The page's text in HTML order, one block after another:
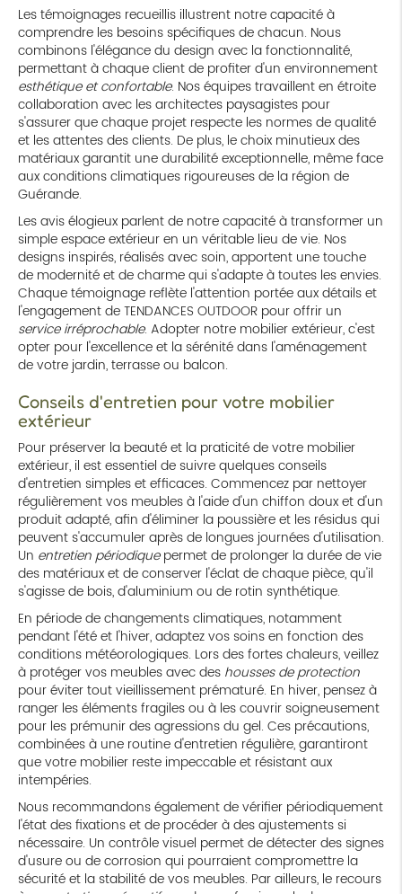
Les témoignages recueillis illustrent notre capacité à
comprendre les besoins spécifiques de chacun. Nous
combinons l'élégance du design avec la fonctionnalité,
permettant à chaque client de profiter d'un environnement
esthétique et confortable. Nos équipes travaillent en étroite
collaboration avec les architectes paysagistes pour
s'assurer que chaque projet respecte les normes de qualité
et les attentes des clients. De plus, le choix minutieux des
matériaux garantit une durabilité exceptionnelle, même face
aux conditions climatiques rigoureuses de la région de
Guérande.
Les avis élogieux parlent de notre capacité à transformer un
simple espace extérieur en un véritable lieu de vie. Nos
designs inspirés, réalisés avec soin, apportent une touche
de modernité et de charme qui s'adapte à toutes les envies.
Chaque témoignage reflète l'attention portée aux détails et
l'engagement de TENDANCES OUTDOOR pour offrir un
service irréprochable. Adopter notre mobilier extérieur, c'est
opter pour l'excellence et la sérénité dans l'aménagement
de votre jardin, terrasse ou balcon.
Conseils d'entretien pour votre mobilier
extérieur
Pour préserver la beauté et la praticité de votre mobilier
extérieur, il est essentiel de suivre quelques conseils
d'entretien simples et efficaces. Commencez par nettoyer
régulièrement vos meubles à l'aide d'un chiffon doux et d'un
produit adapté, afin d'éliminer la poussière et les résidus qui
peuvent s'accumuler après de longues journées d'utilisation.
Un entretien périodiquepermet de prolonger la durée de vie
des matériaux et de conserver l'éclat de chaque pièce, qu'il
s'agisse de bois, d'aluminium ou de rotin synthétique.
En période de changements climatiques, notamment
pendant l'été et l'hiver, adaptez vos soins en fonction des
conditions météorologiques. Lors des fortes chaleurs, veillez
à protéger vos meubles avec des housses de protection
pour éviter tout vieillissement prématuré. En hiver, pensez à
ranger les éléments fragiles ou à les couvrir soigneusement
pour les prémunir des agressions du gel. Ces précautions,
combinées à une routine d'entretien régulière, garantiront
que votre mobilier reste impeccable et résistant aux
intempéries.
Nous recommandons également de vérifier périodiquement
l'état des fixations et de procéder à des ajustements si
nécessaire. Un contrôle visuel permet de détecter des signes
d'usure ou de corrosion qui pourraient compromettre la
sécurité et la stabilité de vos meubles. Par ailleurs, le recours